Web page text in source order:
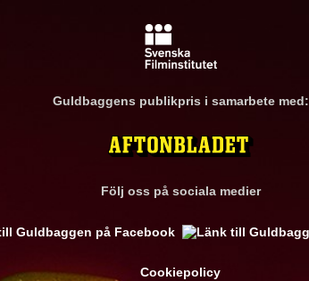
Guldbaggens publikpris i samarbete med:
Följ oss på sociala medier
Cookiepolicy